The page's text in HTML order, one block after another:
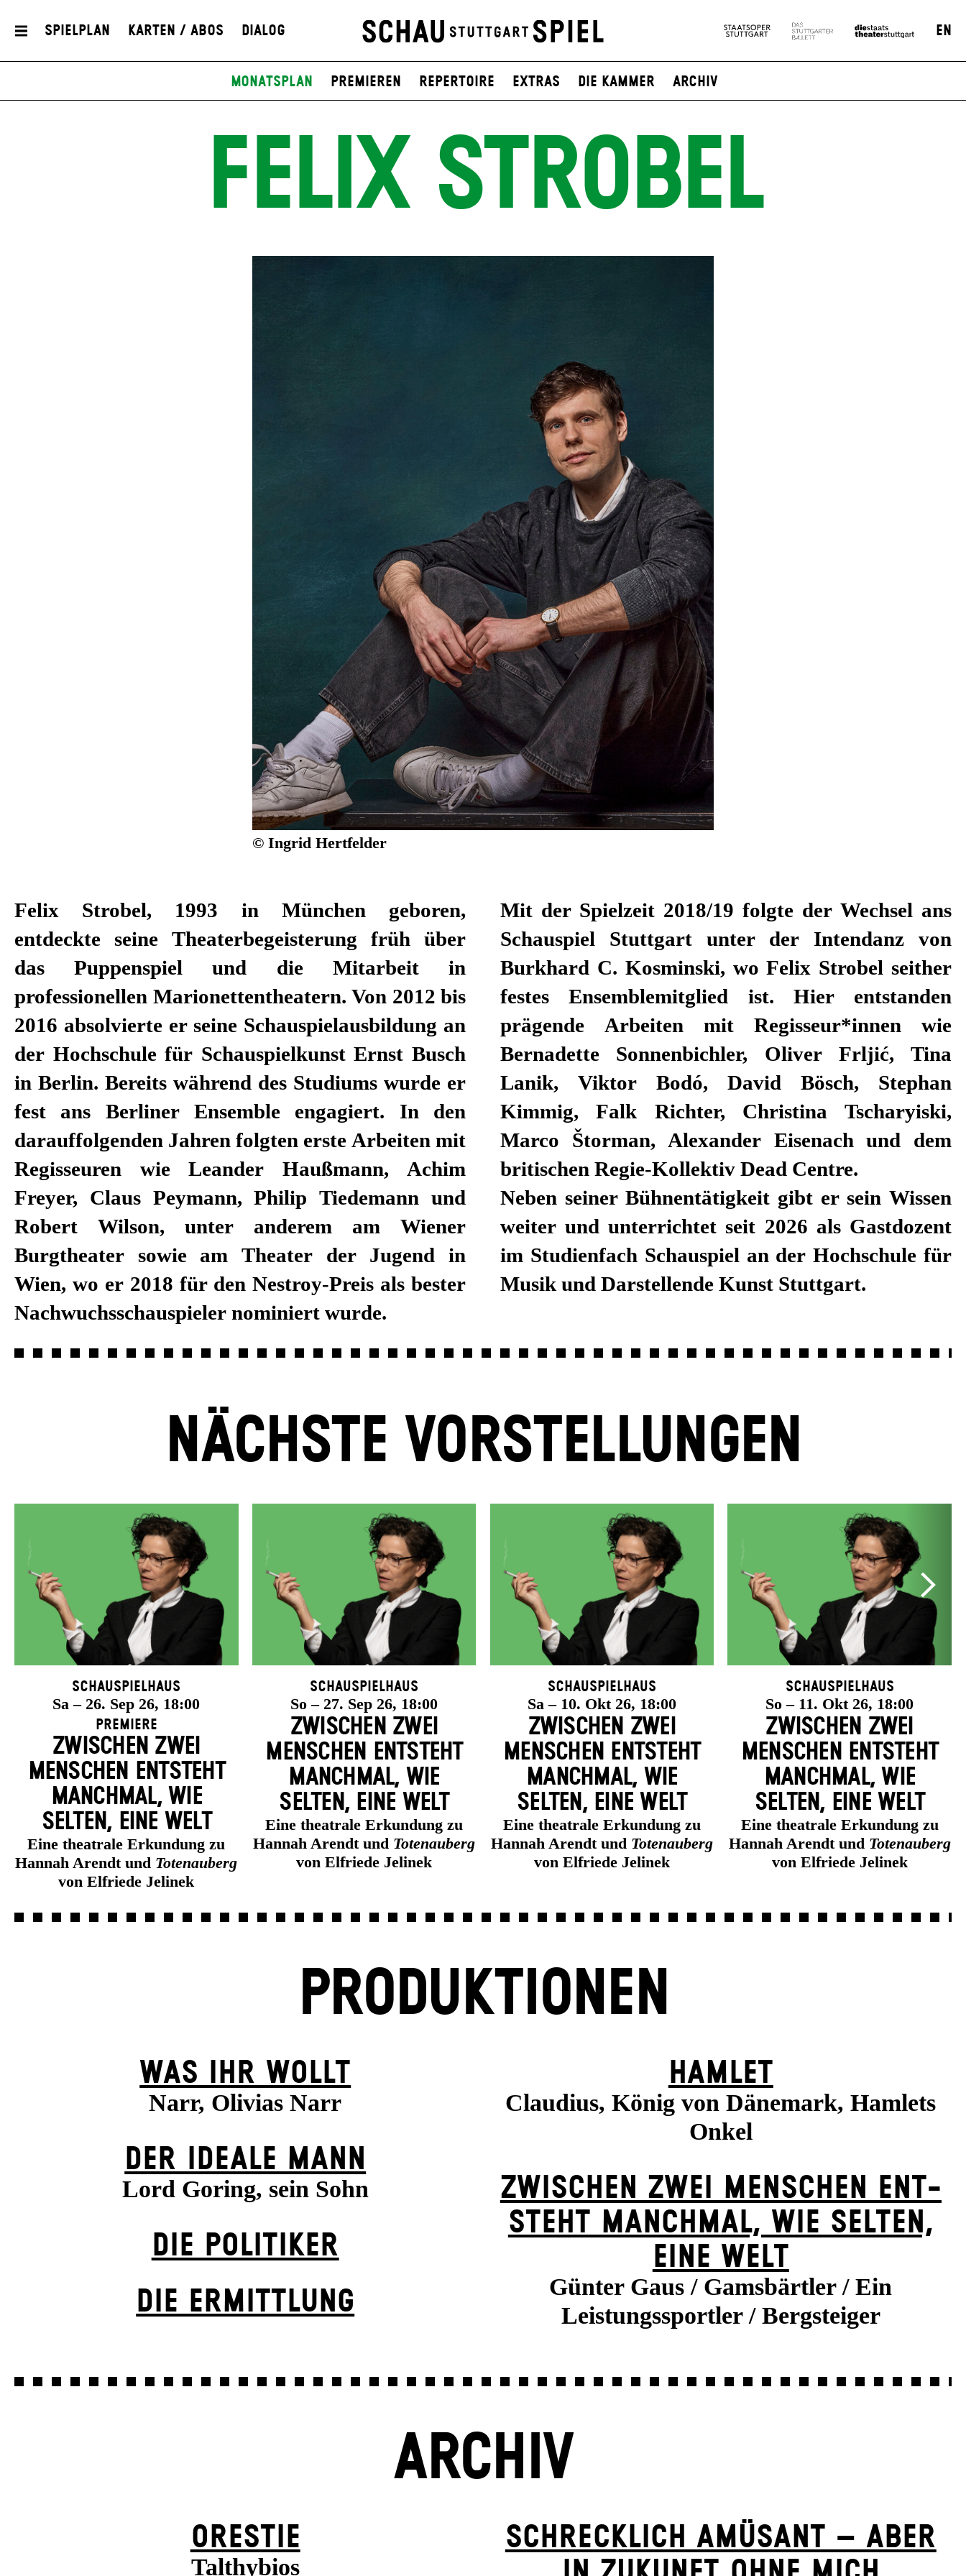
Spielplan Karten / Abos Dialog EN
Monatsplan Premieren Repertoire Extras Die Kammer Archiv
FELIX STROBEL
© Ingrid Hertfelder
Felix Strobel, 1993 in München geboren,
entdeckte seine Theaterbegeisterung früh über
das Puppenspiel und die Mitarbeit in
professionellen Marionettentheatern. Von 2012 bis
2016 absolvierte er seine Schauspielausbildung an
der Hochschule für Schauspielkunst Ernst Busch
in Berlin. Bereits während des Studiums wurde er
fest ans Berliner Ensemble engagiert. In den
darauffolgenden Jahren folgten erste Arbeiten mit
Regisseuren wie Leander Haußmann, Achim
Freyer, Claus Peymann, Philip Tiedemann und
Robert Wilson, unter anderem am Wiener
Burgtheater sowie am Theater der Jugend in
Wien, wo er 2018 für den Nestroy-Preis als bester
Nachwuchsschauspieler nominiert wurde.
Mit der Spielzeit 2018/19 folgte der Wechsel ans
Schauspiel Stuttgart unter der Intendanz von
Burkhard C. Kosminski, wo Felix Strobel seither
festes Ensemblemitglied ist. Hier entstanden
prägende Arbeiten mit Regisseur*innen wie
Bernadette Sonnenbichler, Oliver Frljić, Tina
Lanik, Viktor Bodó, David Bösch, Stephan
Kimmig, Falk Richter, Christina Tscharyiski,
Marco Štorman, Alexander Eisenach und dem
britischen Regie-Kollektiv Dead Centre.
Neben seiner Bühnentätigkeit gibt er sein Wissen
weiter und unterrichtet seit 2026 als Gastdozent
im Studienfach Schauspiel an der Hochschule für
Musik und Darstellende Kunst Stuttgart.
NÄCHSTE VORSTELLUNGEN
Schauspielhaus
Sa – 26. Sep 26, 18:00
Premiere
ZWISCHEN ZWEI
MENSCHEN ENT­STEHT
MANCH­MAL, WIE
SELTEN, EINE WELT
Eine theatrale Erkundung zu
Hannah Arendt und Totenauberg
von Elfriede Jelinek
Schauspielhaus
So – 27. Sep 26, 18:00
ZWISCHEN ZWEI
MENSCHEN ENT­STEHT
MANCH­MAL, WIE
SELTEN, EINE WELT
Eine theatrale Erkundung zu
Hannah Arendt und Totenauberg
von Elfriede Jelinek
Schauspielhaus
Sa – 10. Okt 26, 18:00
ZWISCHEN ZWEI
MENSCHEN ENT­STEHT
MANCH­MAL, WIE
SELTEN, EINE WELT
Eine theatrale Erkundung zu
Hannah Arendt und Totenauberg
von Elfriede Jelinek
Schauspielhaus
So – 11. Okt 26, 18:00
ZWISCHEN ZWEI
MENSCHEN ENT­STEHT
MANCH­MAL, WIE
SELTEN, EINE WELT
Eine theatrale Erkundung zu
Hannah Arendt und Totenauberg
von Elfriede Jelinek
PRODUKTIONEN
WAS IHR WOLLT
Narr, Olivias Narr
DER IDEALE MANN
Lord Goring, sein Sohn
DIE POLITIKER
DIE ERMITTLUNG
HAMLET
Claudius, König von Dänemark, Hamlets
Onkel
ZWISCHEN ZWEI MENSCHEN ENT­
STEHT MANCH­MAL, WIE SELTEN,
EINE WELT
Günter Gaus / Gamsbärtler / Ein
Leistungssportler / Bergsteiger
ARCHIV
ORESTIE
Talthybios
SCHRECKLICH AMÜSANT – ABER